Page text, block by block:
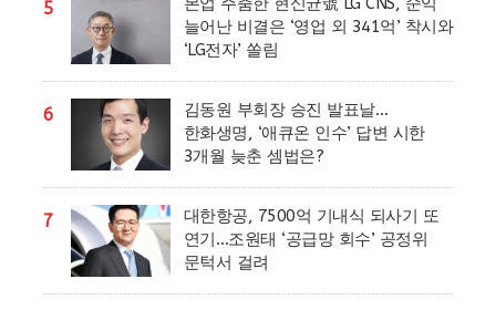
5
늘어난 비결은 ‘영업 외 341억’ 착시와
‘LG전자’ 쏠림
6
김동원 부회장 승진 발표날…
한화생명, ‘애큐온 인수’ 답변 시한
3개월 늦춘 셈법은?
7
대한항공, 7500억 기내식 되사기 또
연기…조원태 ‘공급망 회수’ 공정위
문턱서 걸려